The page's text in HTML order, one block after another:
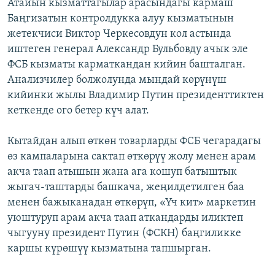
Атайын кызматтагылар арасындагы кармаш
Баңгизатын контролдукка алуу кызматынын
жетекчиси Виктор Черкесовдун кол астында
иштеген генерал Александр Бульбовду ачык эле
ФСБ кызматы карматкандан кийин башталган.
Анализчилер болжолунда мындай көрүнүш
кийинки жылы Владимир Путин президенттиктен
кеткенде ого бетер күч алат.
Кытайдан алып өткөн товарларды ФСБ чегарадагы
өз кампаларына сактап өткөрүү жолу менен арам
акча таап атышын жана ага кошуп батыштык
жыгач-таштарды башкача, жеңилдетилген баа
менен бажыканадан өткөрүп, «Үч кит» маркетин
уюштуруп арам акча таап аткандарды иликтеп
чыгууну президент Путин (ФСКН) баңгиликке
каршы күрөшүү кызматына тапшырган.